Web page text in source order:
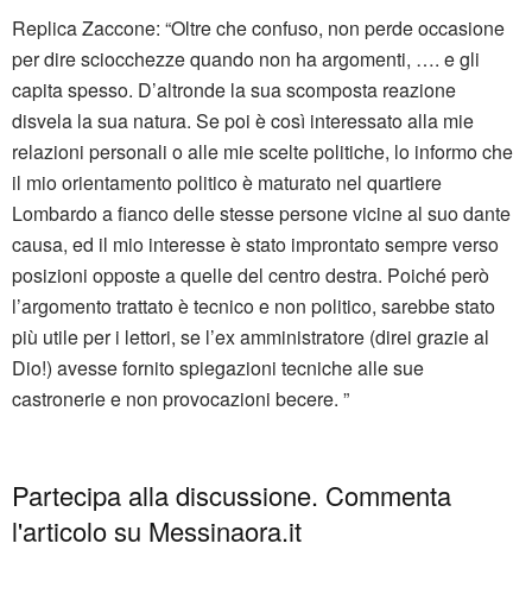
Replica Zaccone: “Oltre che confuso, non perde occasione
per dire sciocchezze quando non ha argomenti, …. e gli
capita spesso. D’altronde la sua scomposta reazione
disvela la sua natura. Se poi è così interessato alla mie
relazioni personali o alle mie scelte politiche, lo informo che
il mio orientamento politico è maturato nel quartiere
Lombardo a fianco delle stesse persone vicine al suo dante
causa, ed il mio interesse è stato improntato sempre verso
posizioni opposte a quelle del centro destra. Poiché però
l’argomento trattato è tecnico e non politico, sarebbe stato
più utile per i lettori, se l’ex amministratore (direi grazie al
Dio!) avesse fornito spiegazioni tecniche alle sue
castronerie e non provocazioni becere. ”
Partecipa alla discussione. Commenta
l'articolo su Messinaora.it